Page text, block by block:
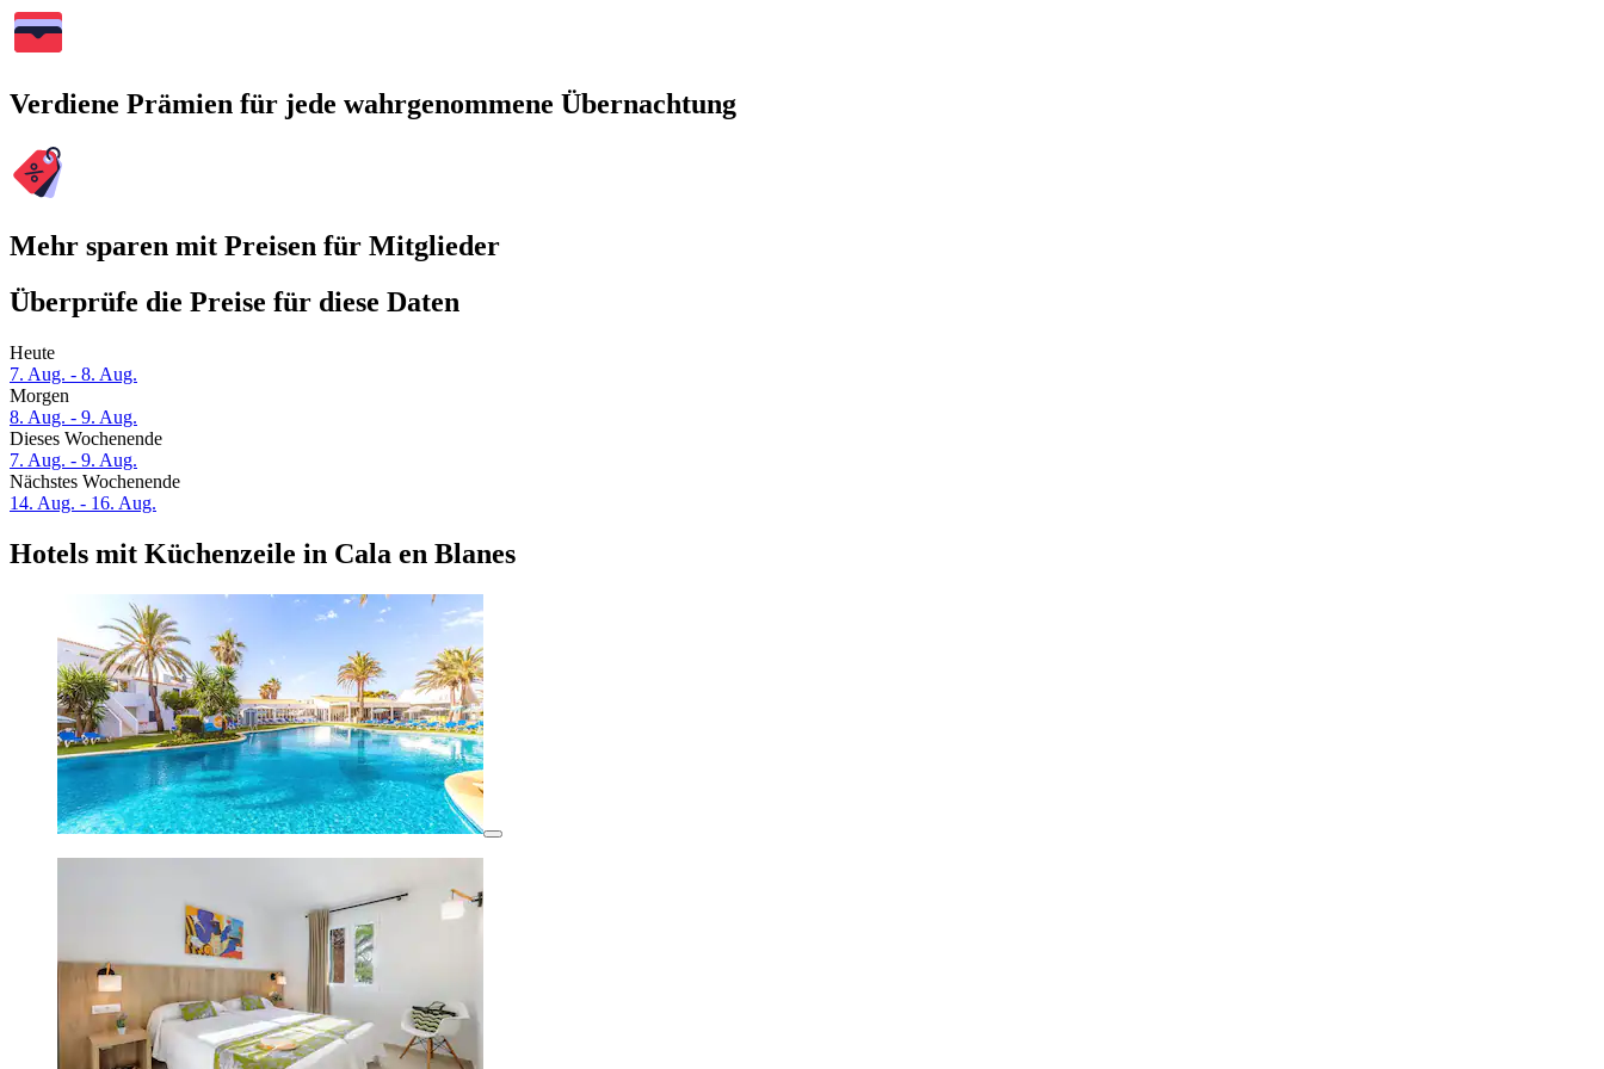
Verdiene Prämien für jede wahrgenommene Übernachtung
Mehr sparen mit Preisen für Mitglieder
Überprüfe die Preise für diese Daten
Heute
7. Aug. - 8. Aug.
Morgen
8. Aug. - 9. Aug.
Dieses Wochenende
7. Aug. - 9. Aug.
Nächstes Wochenende
14. Aug. - 16. Aug.
Hotels mit Küchenzeile in Cala en Blanes